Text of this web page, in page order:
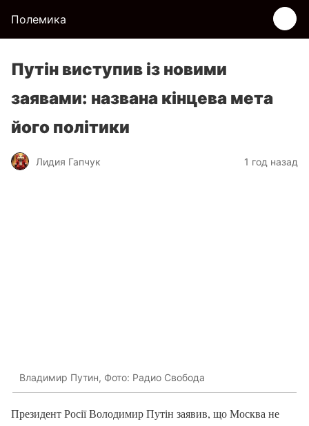
Полемика
Путін виступив із новими
заявами: названа кінцева мета
його політики
Лидия Гапчук 1 год назад
Владимир Путин, Фото: Радио Свобода
Президент Росії Володимир Путін заявив, що Москва не